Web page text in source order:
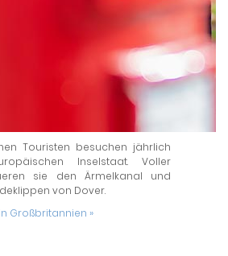
Touristen besuchen jährlich
Inselstaat. Voller
sie den Ärmelkanal und
von Dover.
Großbritannien »